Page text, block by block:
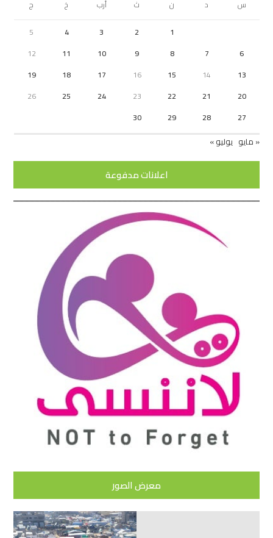
س د ن ث أرب خ
ج
1
2
3
4
5
6
7
8
9
10
11
12
13
14
15
16
17
18
19
20
21
22
23
24
25
26
27
28
29
30
« مايو يوليو »
اعلانات مدفوعة
معرض الصور